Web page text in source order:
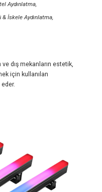
Aydınlatma
& İskele Aydınlatma
dış mekanların estetik,
için kullanılan